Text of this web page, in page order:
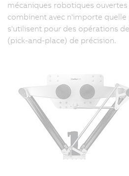
mécaniques robotiques ouvertes
combinent avec n'importe
s'utilisent pour des opérations
(pick-and-place) de précision.